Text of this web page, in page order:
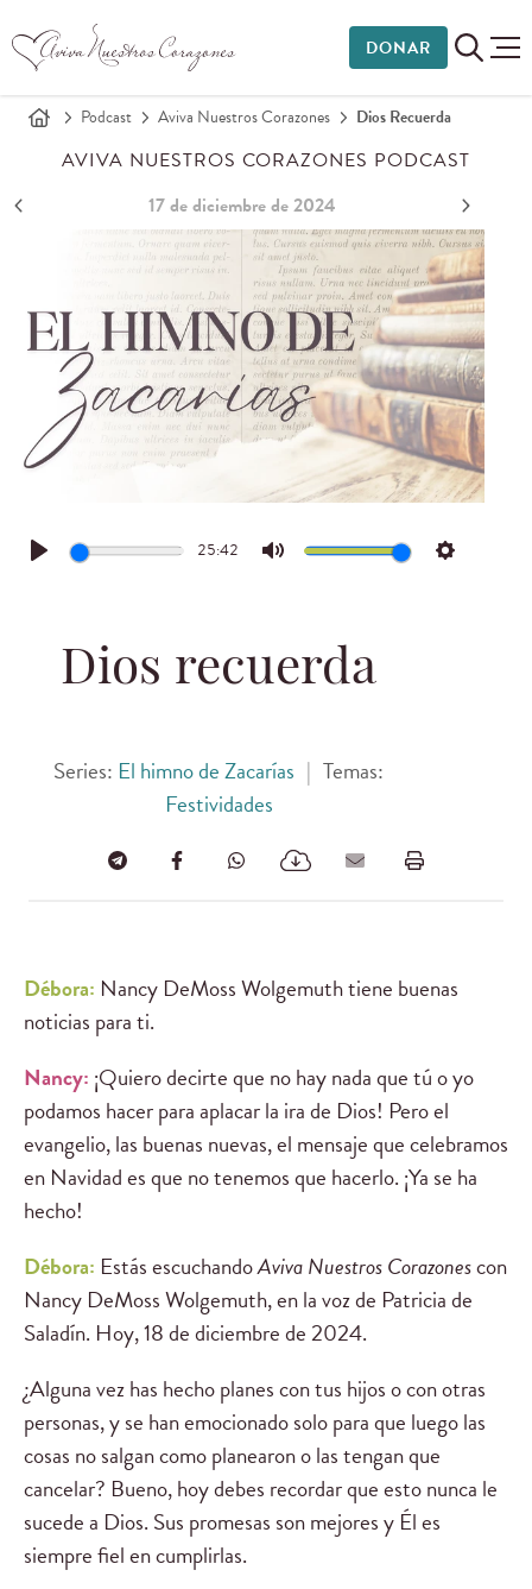
DONAR
Podcast Aviva Nuestros Corazones Dios Recuerda
AVIVA NUESTROS CORAZONES PODCAST
17 de diciembre de 2024
Play
25:42
Mute Settings
Dios recuerda
Series: El himno de Zacarías | Temas:
Festividades
Débora: Nancy DeMoss Wolgemuth tiene buenas
noticias para ti.
Nancy: ¡Quiero decirte que no hay nada que tú o yo
podamos hacer para aplacar la ira de Dios! Pero el
evangelio, las buenas nuevas, el mensaje que celebramos
en Navidad es que no tenemos que hacerlo. ¡Ya se ha
hecho!
Débora: Estás escuchandoAviva Nuestros Corazonescon
Nancy DeMoss Wolgemuth, en la voz de Patricia de
Saladín. Hoy, 18 de diciembre de 2024.
¿Alguna vez has hecho planes con tus hijos o con otras
personas, y se han emocionado solo para que luego las
cosas no salgan como planearon o las tengan que
cancelar? Bueno, hoy debes recordar que esto nunca le
sucede a Dios. Sus promesas son mejores y Él es
siempre fiel en cumplirlas.